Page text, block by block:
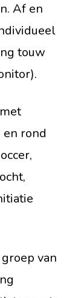
Af en
touw
rond
van